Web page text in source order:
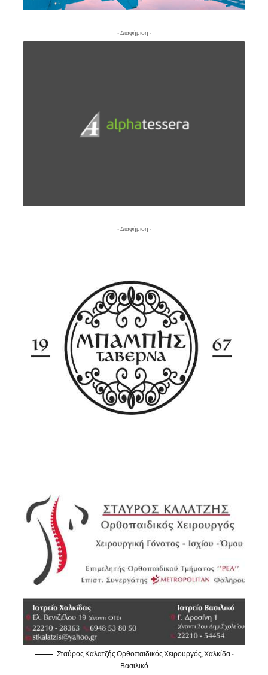
- Διαφήμιση -
- Διαφήμιση -
Σταύρος Καλατζής Ορθοπαιδικός Χειρουργός, Χαλκίδα -
Βασιλικό